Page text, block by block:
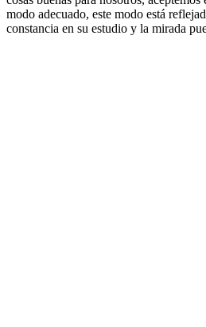
modo adecuado, este modo está
constancia en su estudio y la mirada